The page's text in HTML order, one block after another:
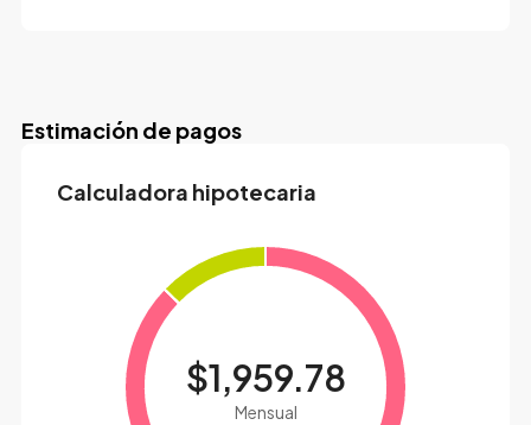
Estimación de pagos
Calculadora hipotecaria
$1,959.78
Mensual